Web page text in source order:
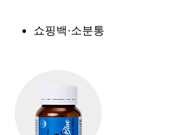
쇼핑백·소분통